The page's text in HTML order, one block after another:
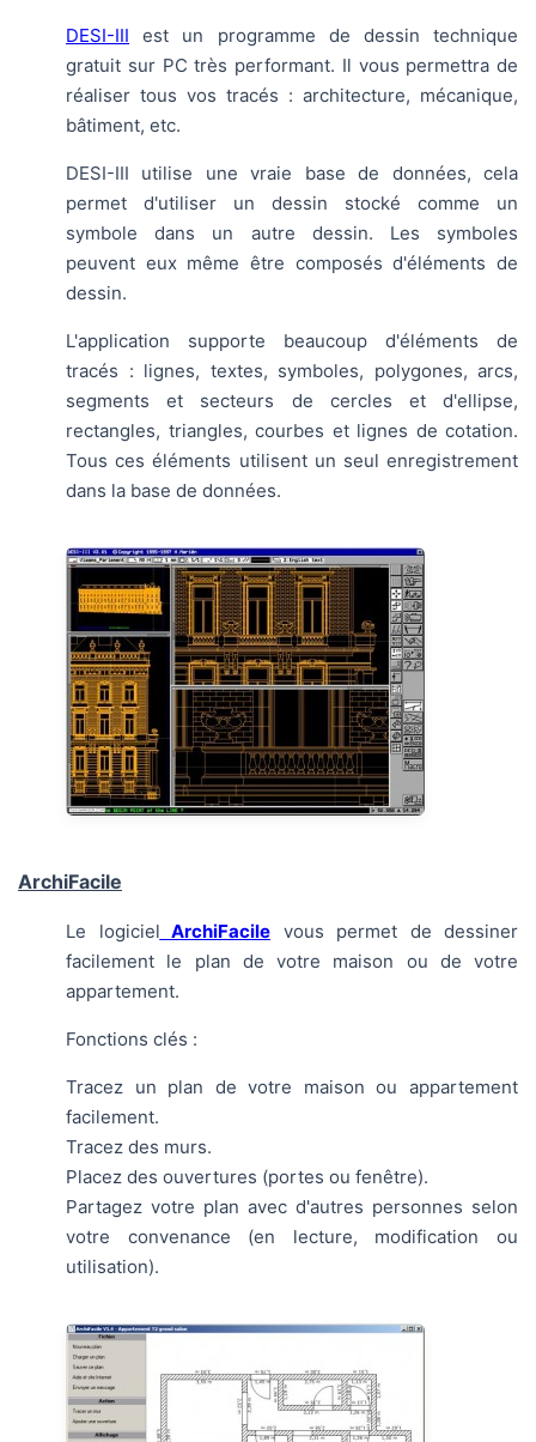
DESI-III est un programme de dessin technique
gratuit sur PC très performant. Il vous permettra de
réaliser tous vos tracés : architecture, mécanique,
bâtiment, etc.
DESI-III utilise une vraie base de données, cela
permet d'utiliser un dessin stocké comme un
symbole dans un autre dessin. Les symboles
peuvent eux même être composés d'éléments de
dessin.
L'application supporte beaucoup d'éléments de
tracés : lignes, textes, symboles, polygones, arcs,
segments et secteurs de cercles et d'ellipse,
rectangles, triangles, courbes et lignes de cotation.
Tous ces éléments utilisent un seul enregistrement
dans la base de données.
ArchiFacile
Le logiciel ArchiFacile vous permet de dessiner
facilement le plan de votre maison ou de votre
appartement.
Fonctions clés :
Tracez un plan de votre maison ou appartement
facilement.
Tracez des murs.
Placez des ouvertures (portes ou fenêtre).
Partagez votre plan avec d'autres personnes selon
votre convenance (en lecture, modification ou
utilisation).